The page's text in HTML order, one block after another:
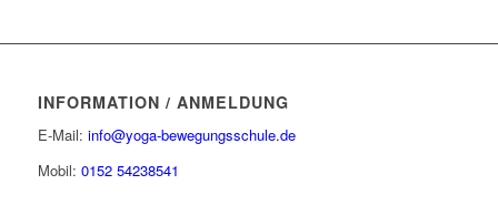
INFORMATION / ANMELDUNG
E-Mail: info@yoga-bewegungsschule.de
Mobil: 0152 54238541